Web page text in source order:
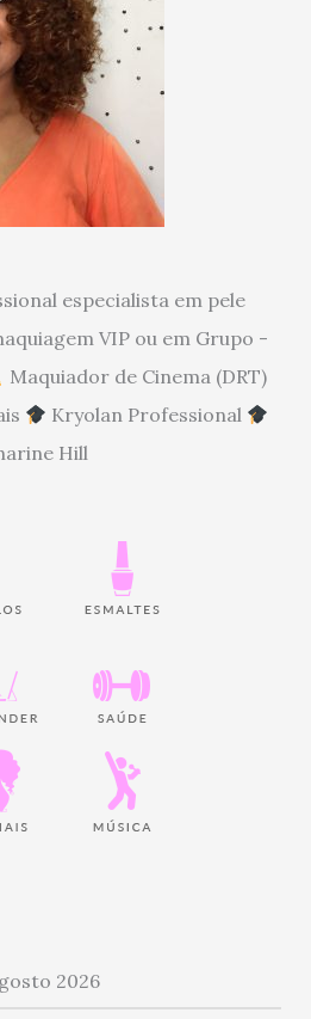
especialista em pele
VIP ou em Grupo -
Maquiador de Cinema (DRT)
Kryolan Professional
Hill
2026